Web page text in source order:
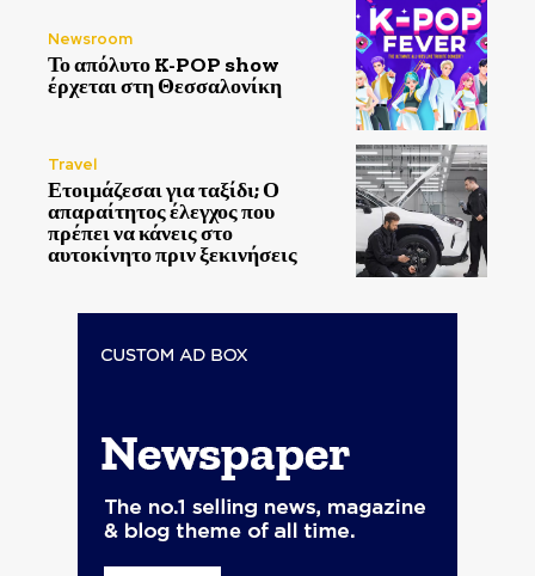
Newsroom
Το απόλυτο K-POP show
έρχεται στη Θεσσαλονίκη
Travel
Ετοιμάζεσαι για ταξίδι; Ο
απαραίτητος έλεγχος που
πρέπει να κάνεις στο
αυτοκίνητο πριν ξεκινήσεις